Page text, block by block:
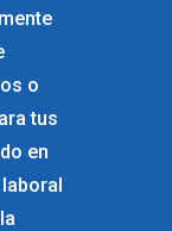
o
tus
en